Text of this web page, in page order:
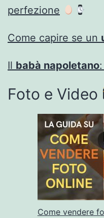
perfezione
Come capire se un
Il babà napoletano
Foto e Video
Come vendere